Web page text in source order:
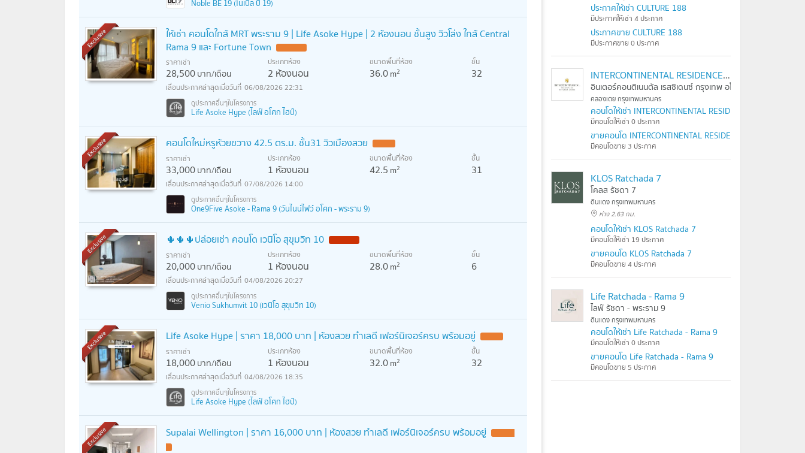
Noble BE 19 (โนเบิล บี 19)
Exclusive
ให้เช่า คอนโดใกล้ MRT พระราม 9 | Life Asoke Hype | 2 ห้องนอน ชั้นสูง วิวโล่ง ใกล้ Central
Rama 9 และ Fortune Town
ราคาเช่า
28,500บาท/เดือน
ประเภทห้อง
2 ห้องนอน
ขนาดพื้นที่ห้อง
36.0m2
ชั้น
32
06/08/2026 22:31
Life Asoke Hype (ไลฟ์ อโศก ไฮป์)
Exclusive คอนโดใหม่หรูห้วยขวาง 42.5 ตร.ม. ชั้น31 วิวเมืองสวย
ราคาเช่า
33,000บาท/เดือน
ประเภทห้อง
1 ห้องนอน
ขนาดพื้นที่ห้อง
42.5 m2
ชั้น
31
07/08/2026 14:00
One9Five Asoke - Rama 9 (วันไนน์ไฟว์ อโศก - พระราม 9)
Exclusive 🌵🌵🌵ปล่อยเช่า คอนโด เวนิโอ สุขุมวิท 10
ราคาเช่า
20,000บาท/เดือน
ประเภทห้อง
1 ห้องนอน
ขนาดพื้นที่ห้อง
28.0m2
ชั้น
6
04/08/2026 20:27
Venio Sukhumvit 10 (เวนิโอ สุขุมวิท 10)
Exclusive Life Asoke Hype | ราคา 18,000 บาท | ห้องสวย ทำเลดี เฟอร์นิเจอร์ครบ พร้อมอยู่
ราคาเช่า
18,000บาท/เดือน
ประเภทห้อง
1 ห้องนอน
ขนาดพื้นที่ห้อง
32.0m2
ชั้น
32
04/08/2026 18:35
Life Asoke Hype (ไลฟ์ อโศก ไฮป์)
Exclusive Supalai Wellington | ราคา 16,000 บาท | ห้องสวย ทำเลดี เฟอร์นิเจอร์ครบ พร้อมอยู่
ประกาศให้เช่า CULTURE 188
มีประกาศให้เช่า 4 ประกาศ
ประกาศขาย CULTURE 188
มีประกาศขาย 0 ประกาศ
INTERCONTINENTAL RESIDENCES BANGKOK ASOKE
อินเตอร์คอนติเนนตัล เรสซิเดนซ์ กรุงเทพ อโศก
คลองเตย กรุงเทพมหานคร
คอนโดให้เช่า INTERCONTINENTAL RESIDENCES BANGKOK
มีคอนโดให้เช่า 0 ประกาศ
ขายคอนโด INTERCONTINENTAL RESIDENCES BANGKOK
มีคอนโดขาย 3 ประกาศ
KLOS Ratchada 7
โคลส รัชดา 7
ดินแดง กรุงเทพมหานคร
ห่าง 2.63 กม.
คอนโดให้เช่า KLOS Ratchada 7
มีคอนโดให้เช่า 19 ประกาศ
ขายคอนโด KLOS Ratchada 7
มีคอนโดขาย 4 ประกาศ
Life Ratchada - Rama 9
ไลฟ์ รัชดา - พระราม 9
ดินแดง กรุงเทพมหานคร
คอนโดให้เช่า Life Ratchada - Rama 9
มีคอนโดให้เช่า 0 ประกาศ
ขายคอนโด Life Ratchada - Rama 9
มีคอนโดขาย 5 ประกาศ